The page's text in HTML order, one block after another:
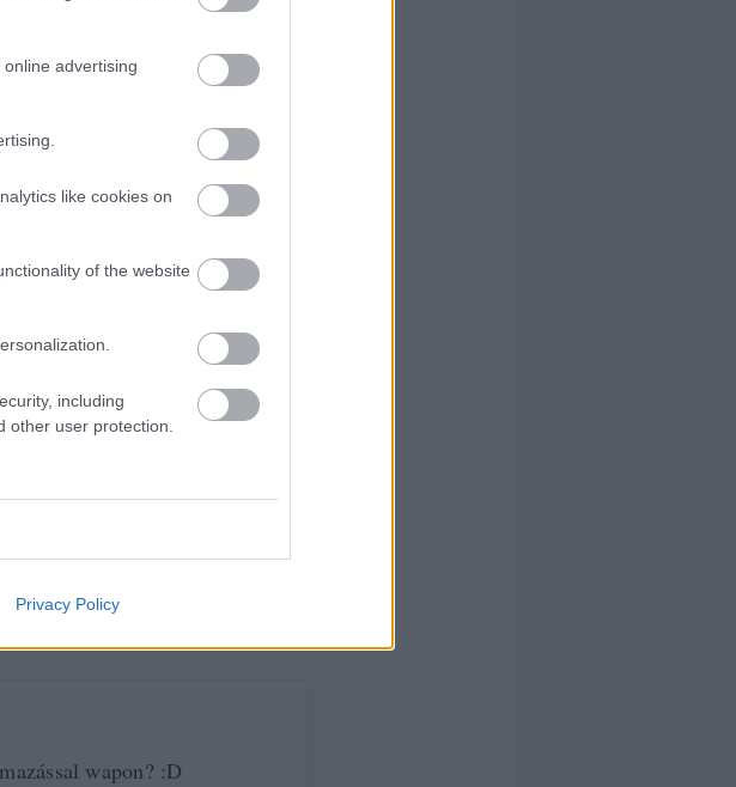
advertising
like cookies on
of the website
including
other user protection.
Privacy Policy
Válasz erre
2009.07.24. 23:12:25
fogalom, nekem például
Válasz erre
00:11:45
megkeresed, oszt arra kell
wapon? :D